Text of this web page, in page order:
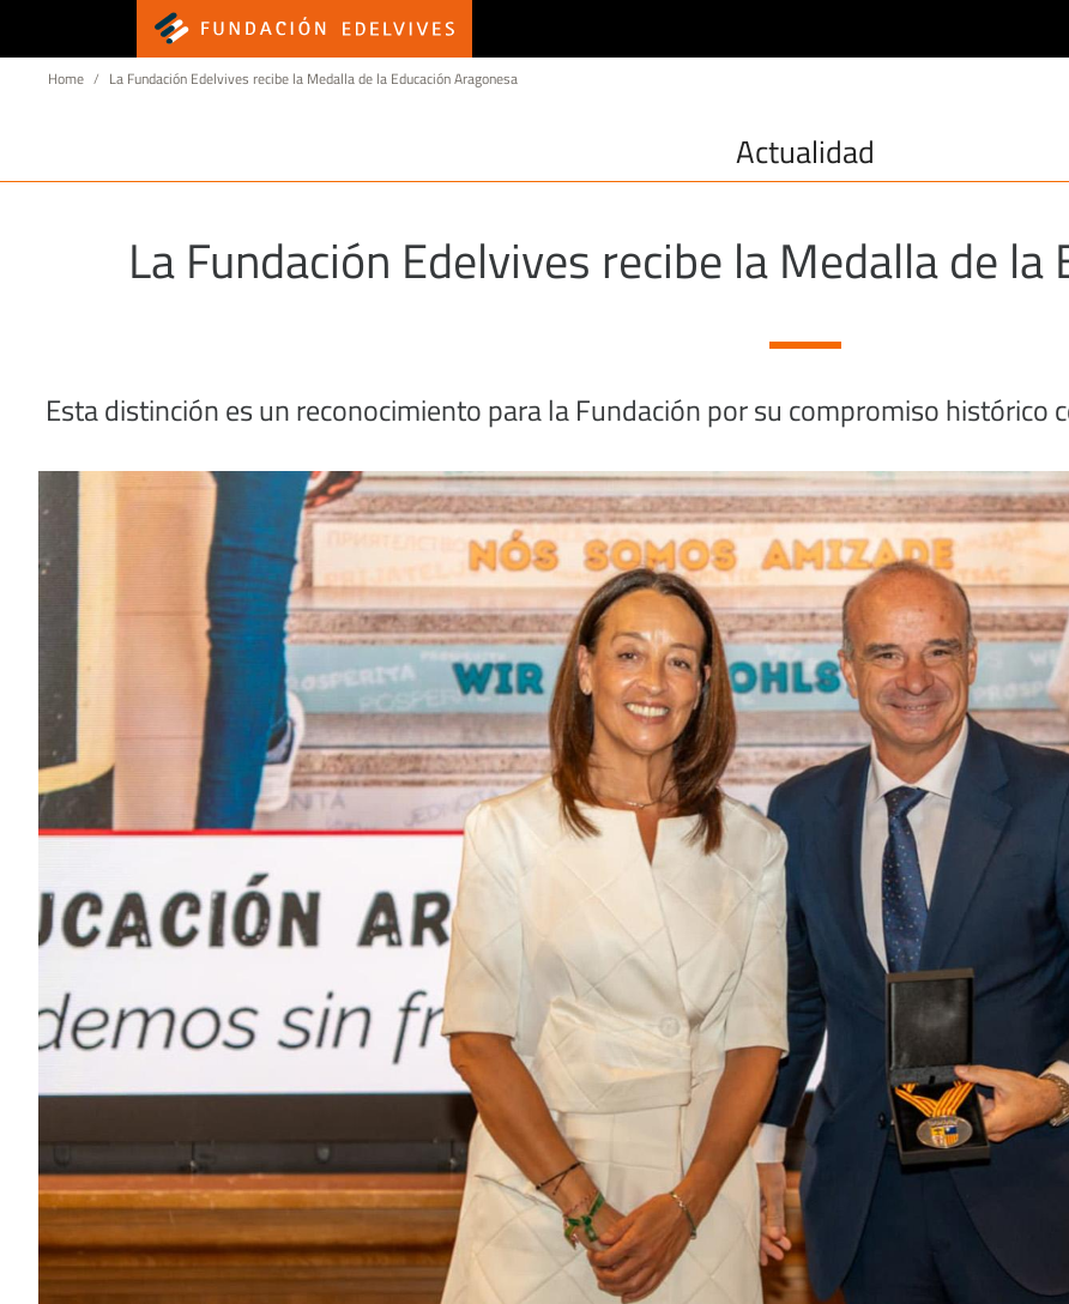
Sobrescribir enlaces de ayuda a la navegación
Home La Fundación Edelvives recibe la Medalla de la Educación Aragonesa
Actualidad
La Fundación Edelvives recibe la Medalla de la
Esta distinción es un reconocimiento para la Fundación por su compromiso histórico